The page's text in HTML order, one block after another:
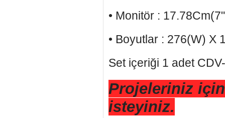
• Monitör :
• Boyutlar : 276(W) X
Set içeriği 1 adet
Projeleriniz
isteyiniz.